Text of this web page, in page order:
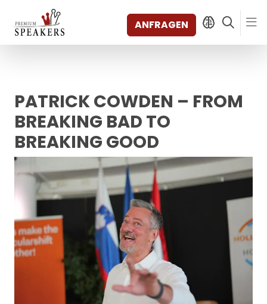
ANFRAGEN
SPEAKERS
THEMEN
ENTDECKEN
SHORTS
VIDEOS
BÜCHER
KATEGORIEN
BACKSTAGE
AGENTUR
KONTAKT & STANDORTE
MANAGEMENT
PATRICK COWDEN – FROM
BREAKING BAD TO
BREAKING GOOD